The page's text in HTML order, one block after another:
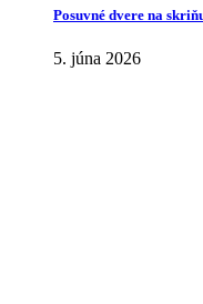
Posuvné dvere na
5. júna 2026